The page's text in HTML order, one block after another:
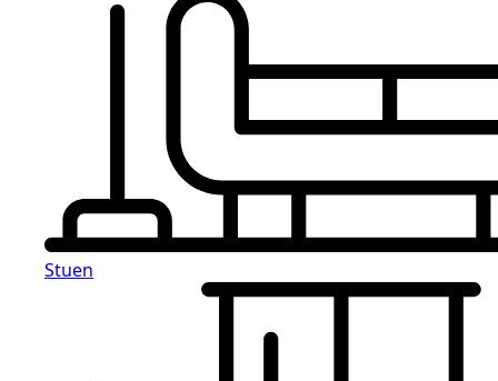
Stuen